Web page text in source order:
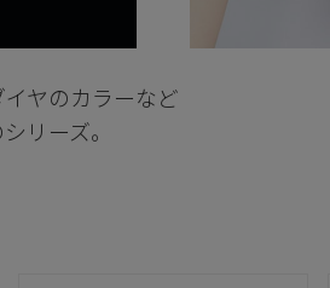
ヤのカラーなど
リーズ。